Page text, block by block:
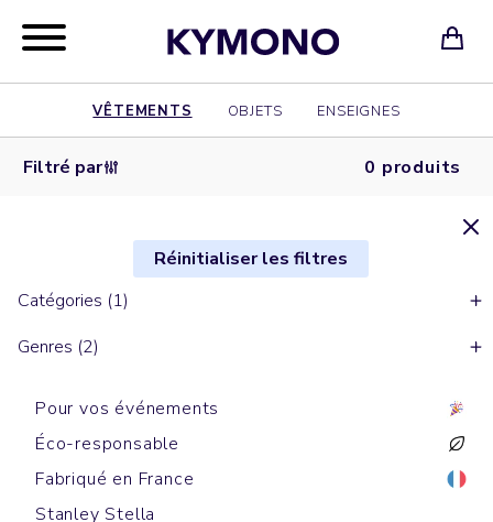
VÊTEMENTS OBJETS ENSEIGNES
Filtré par 0 produits
Réinitialiser les filtres
Catégories (1)
Genres (2)
Pour vos événements
Éco-responsable
Fabriqué en France
Stanley Stella